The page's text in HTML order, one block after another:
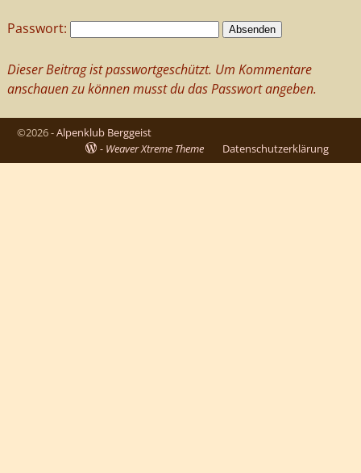
Passwort:
Dieser Beitrag ist passwortgeschützt. Um Kommentare
anschauen zu können musst du das Passwort angeben.
©2026 -Alpenklub Berggeist
- Weaver Xtreme Theme Datenschutzerklärung